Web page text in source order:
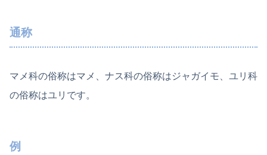
通称
マメ科の俗称はマメ、ナス科の俗称はジャガイモ、ユリ科
の俗称はユリです。
例